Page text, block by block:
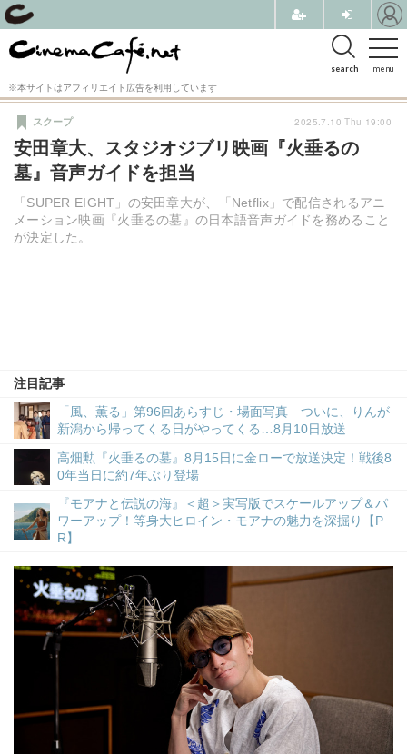
menu
search
※本サイトはアフィリエイト広告を利用しています
安田章大、スタジオジブリ映画『火垂るの
墓』音声ガイドを担当
「SUPER EIGHT」の安田章大が、「Netflix」で配信されるアニ
メーション映画『火垂るの墓』の日本語音声ガイドを務めること
が決定した。
スクープ
注目記事
「風、薫る」第96回あらすじ・場面写真 ついに、りんが
新潟から帰ってくる日がやってくる…8月10日放送
高畑勲『火垂るの墓』8月15日に金ローで放送決定！戦後8
0年当日に約7年ぶり登場
『モアナと伝説の海』＜超＞実写版でスケールアップ＆パ
ワーアップ！等身大ヒロイン・モアナの魅力を深掘り【P
R】
2025.7.10 Thu 19:00